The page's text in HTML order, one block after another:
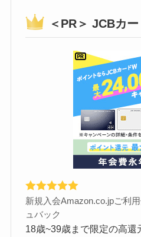
＜PR＞ JCBカ
新規入会Amazon.co.jpご利
ュバック
18歳~39歳まで限定の高還